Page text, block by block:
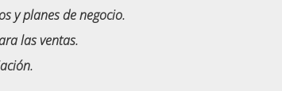
y planes de negocio.
las ventas.